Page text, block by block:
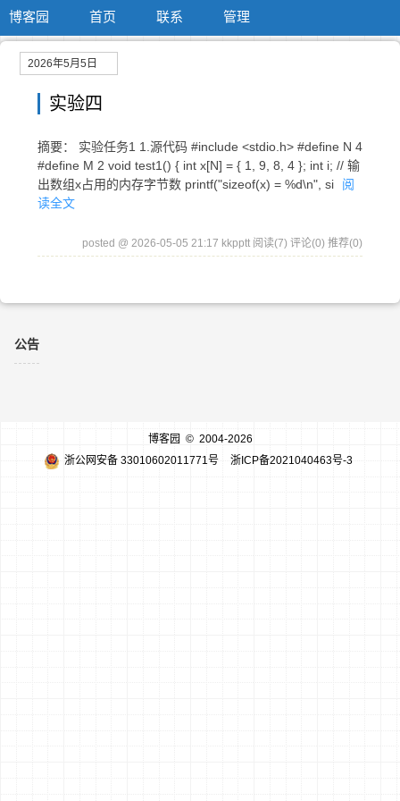
博客园 首页 联系 管理
2026年5月5日
实验四
摘要： 实验任务1 1.源代码 #include <stdio.h> #define N 4
#define M 2 void test1() { int x[N] = { 1, 9, 8, 4 }; int i; // 输
出数组x占用的内存字节数 printf("sizeof(x) = %d\n", si
阅
读全文
posted @ 2026-05-05 21:17 kkpptt 阅读(7) 评论(0) 推荐(0)
公告
博客园 © 2004-2026
浙公网安备 33010602011771号
浙ICP备2021040463号-3